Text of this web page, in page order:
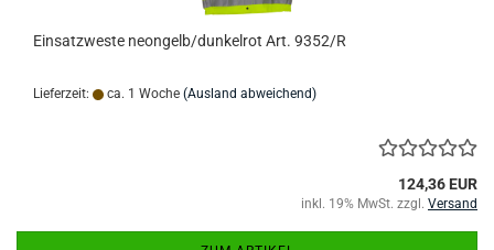
Einsatzweste neongelb/dunkelrot Art. 9352/R
Lieferzeit: ca. 1 Woche (Ausland abweichend)
124,36 EUR
inkl. 19% MwSt. zzgl. Versand